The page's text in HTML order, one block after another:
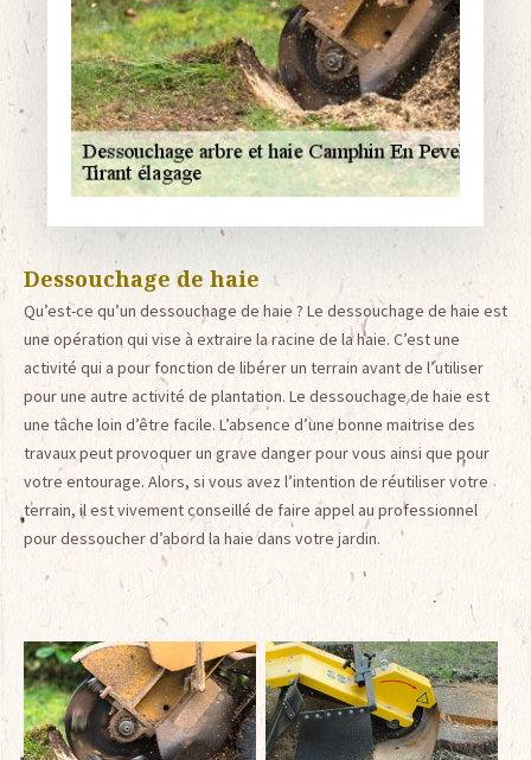
Dessouchage de haie
Qu’est-ce qu’un dessouchage de haie ? Le dessouchage de haie est
une opération qui vise à extraire la racine de la haie. C’est une
activité qui a pour fonction de libérer un terrain avant de l’utiliser
pour une autre activité de plantation. Le dessouchage de haie est
une tâche loin d’être facile. L’absence d’une bonne maitrise des
travaux peut provoquer un grave danger pour vous ainsi que pour
votre entourage. Alors, si vous avez l’intention de réutiliser votre
terrain, il est vivement conseillé de faire appel au professionnel
pour dessoucher d’abord la haie dans votre jardin.